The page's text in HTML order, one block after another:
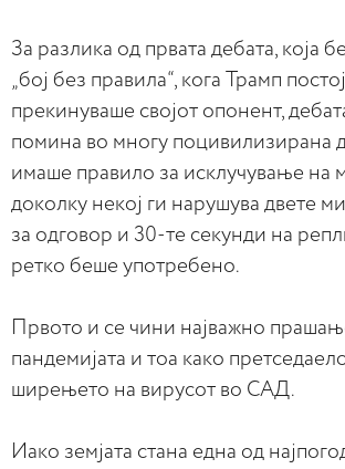
За разлика од првата дебата, која
„бој без правила“, кога Трамп
прекинуваше својот опонент,
помина во многу поцивилизирана
имаше правило за исклучување на
доколку некој ги нарушува двете
за одговор и 30-те секунди на
ретко беше употребено.
Првото и се чини најважно
пандемијата и тоа како
ширењето на вирусот во САД.
Иако земјата стана една од